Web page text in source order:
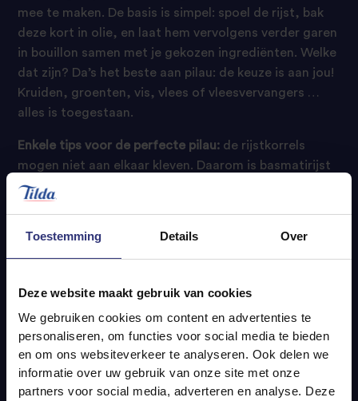
Toestemming Details Over
Deze website maakt gebruik van cookies
We gebruiken cookies om content en advertenties te
personaliseren, om functies voor social media te bieden
en om ons websiteverkeer te analyseren. Ook delen we
informatie over uw gebruik van onze site met onze
partners voor social media, adverteren en analyse. Deze
mee te maken. De basis is simpel: spoel de rijst, bak
deze kort in olie, en laat hem vervolgens verder garen
in bouillon samen met je gekozen ingrediënten. Welke
dat zijn? Da’s het beste aan pilau: de keuze is aan jou!
Kruiden, groenten, vis, vlees of vleesvervangers …
alles is toegestaan.
Enkele tips voor de perfecte pilau: de rijstkorrels
mogen niet aan elkaar kleven. Daarom is basmatirijst
een populaire keuze vanwege zijn natuurlijke, losse
textuur. Of je kiest voor onze
garam masala en komijnzaadjes. Die roer je gewoon
Indiase schotel met kalkoen en pistachedan eens.
Mediterraans genieten